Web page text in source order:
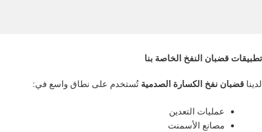
النفخ الخاصة بنا
الكسارة الصدميةتُستخدم على نطاق واسع في:
التعدين
الأسمنت